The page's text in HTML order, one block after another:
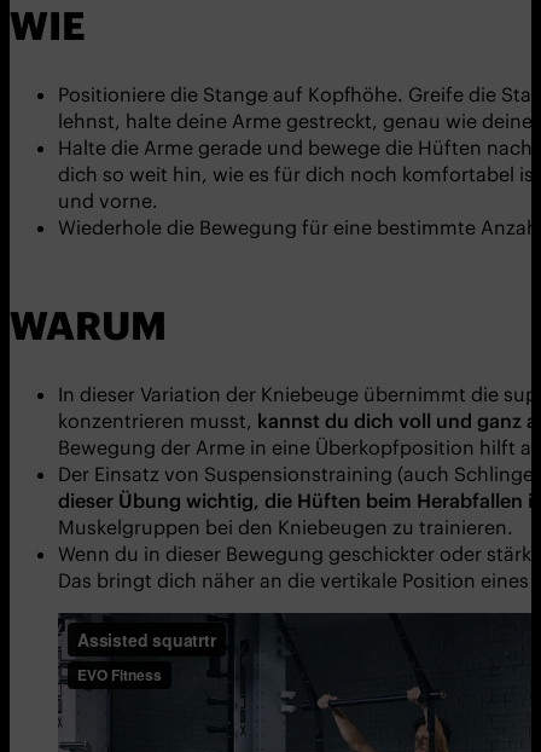
WIE
Positioniere die Stange auf Kopfhöhe. Greife die
lehnst, halte deine Arme gestreckt, genau wie
Halte die Arme gerade und bewege die Hüften
dich so weit hin, wie es für dich noch komfortabel
und vorne.
Wiederhole die Bewegung für eine bestimmte
WARUM
In dieser Variation der Kniebeuge übernimmt die
konzentrieren musst, kannst du dich voll und ganz
Bewegung der Arme in eine Überkopfposition hilft
Der Einsatz von Suspensionstraining (auch
dieser Übung wichtig, die Hüften beim Herabfallen
Muskelgruppen bei den Kniebeugen zu trainieren.
Wenn du in dieser Bewegung geschickter oder
Das bringt dich näher an die vertikale Position